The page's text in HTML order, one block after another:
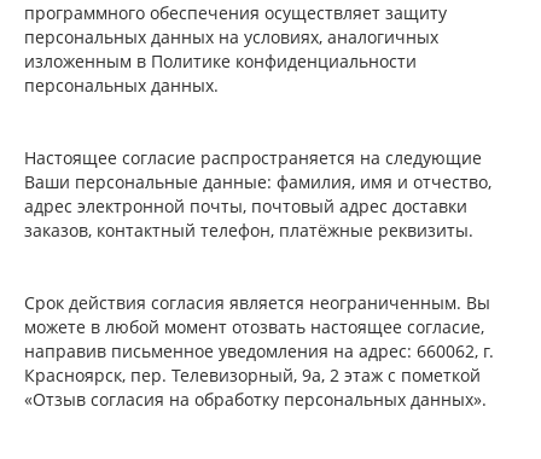
программного обеспечения осуществляет защиту
персональных данных на условиях, аналогичных
изложенным в Политике конфиденциальности
персональных данных.
Настоящее согласие распространяется на следующие
Ваши персональные данные: фамилия, имя и отчество,
адрес электронной почты, почтовый адрес доставки
заказов, контактный телефон, платёжные реквизиты.
Срок действия согласия является неограниченным. Вы
можете в любой момент отозвать настоящее согласие,
направив письменное уведомления на адрес: 660062, г.
Красноярск, пер. Телевизорный, 9а, 2 этаж с пометкой
«Отзыв согласия на обработку персональных данных».